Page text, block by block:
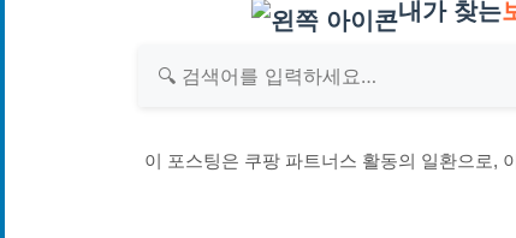
내가 찾는
이 포스팅은 쿠팡 파트너스 활동의 일환으로,